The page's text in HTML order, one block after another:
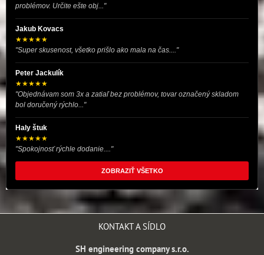
problémov. Určite ešte obj..."
Jakub Kovacs
★★★★★
"Super skusenost, všetko prišlo ako mala na čas...."
Peter Jackulík
★★★★★
"Objednávam som 3x a zatiaľ bez problémov, tovar označený skladom
bol doručený rýchlo..."
Haly štuk
★★★★★
"Spokojnosť rýchle dodanie...."
ZOBRAZIŤ VŠETKO
KONTAKT A SÍDLO
SH engineering company s.r.o.